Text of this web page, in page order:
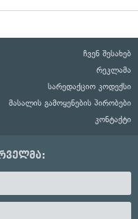
ჩვენ შესახებ
რეკლამა
სარედაქციო კოდექსი
მასალის გამოყენების პირობები
კონტაქტი